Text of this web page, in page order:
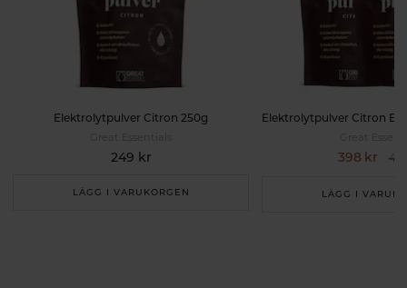
Elektrolytpulver Citron 250g
Great Essentials
249 kr
LÄGG I VARUKORGEN
Great
398 kr
LÄGG I